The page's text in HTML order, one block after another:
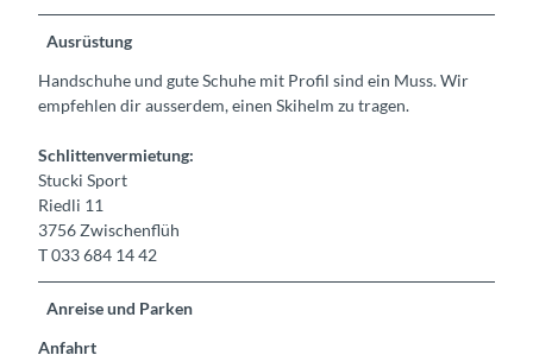
Ausrüstung
Handschuhe und gute Schuhe mit Profil sind ein Muss. Wir
empfehlen dir ausserdem, einen Skihelm zu tragen.
Schlittenvermietung:
Stucki Sport
Riedli 11
3756 Zwischenflüh
T 033 684 14 42
Anreise und Parken
Anfahrt